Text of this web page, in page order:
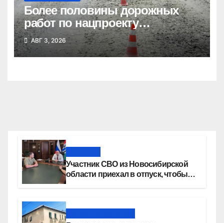
Более половины дорожных
работ по нацпроекту
выполнено в Новосибирской
области
АВГ 3, 2026
Участник СВО из Новосибирской
области приехал в отпуск, чтобы